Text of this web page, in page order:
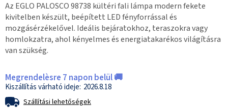
Az EGLO PALOSCO 98738 kültéri fali lámpa modern fekete
kivitelben készült, beépített LED fényforrással és
mozgásérzékelővel. Ideális bejáratokhoz, teraszokra vagy
homlokzatra, ahol kényelmes és energiatakarékos világításra
van szükség.
Megrendelèsre 7 napon belül 🚚
2026.8.18
Szállítási lehetőségek